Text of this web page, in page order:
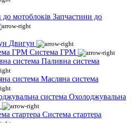
Запчастини до
Двигун
Система ГРМ
Паливна система
Масляна система
Охолоджувальна
Система стартера